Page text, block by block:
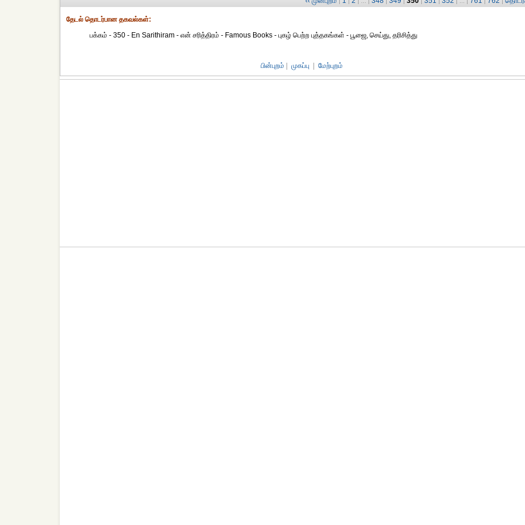
தேட‌ல் தொட‌ர்பான தகவ‌ல்க‌ள்:
பக்கம் - 350 - En Sarithiram - என் சரித்திரம் - Famous Books - புகழ் பெற்ற புத்தகங்கள் - பூஜை, செய்து, தரிசித்து
பின்புறம் முகப்பு மேற்புறம்